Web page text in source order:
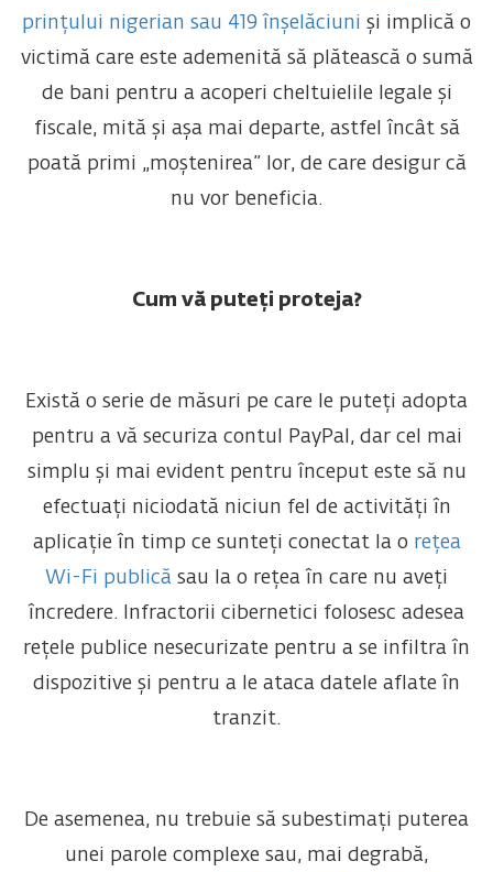
prințului nigerian sau 419 înșelăciuni și implică o
victimă care este ademenită să plătească o sumă
de bani pentru a acoperi cheltuielile legale și
fiscale, mită și așa mai departe, astfel încât să
poată primi „moștenirea” lor, de care desigur că
nu vor beneficia.
Cum vă puteți proteja?
Există o serie de măsuri pe care le puteți adopta
pentru a vă securiza contul PayPal, dar cel mai
simplu și mai evident pentru început este să nu
efectuați niciodată niciun fel de activități în
aplicație în timp ce sunteți conectat la o rețea
Wi-Fi publică sau la o rețea în care nu aveți
încredere. Infractorii cibernetici folosesc adesea
rețele publice nesecurizate pentru a se infiltra în
dispozitive și pentru a le ataca datele aflate în
tranzit.
De asemenea, nu trebuie să subestimați puterea
unei parole complexe sau, mai degrabă,